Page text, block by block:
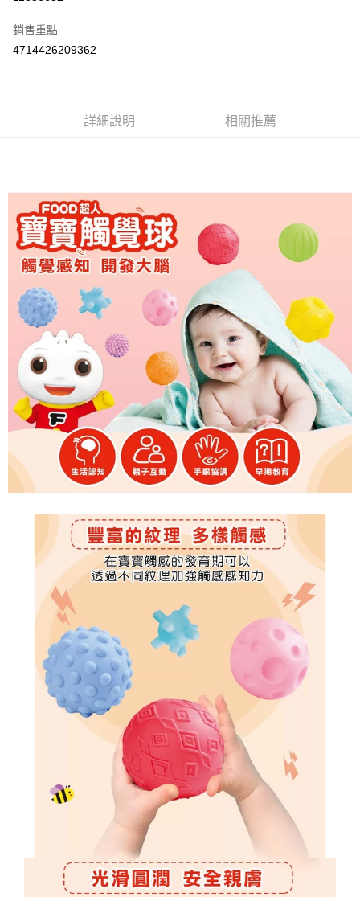
Apple Pay
【關於「AFTEE先享後付」】
AFTEE先享後付是「在收到商品之後才付款」的支付方式。 讓您購物簡單
便利好安心！
１．簡單：不需註冊會員、不需綁卡、不需儲值。
２．便利：只要手機號碼，簡訊認證，即可結帳。
３．安心：先確認商品／服務後，再付款。
【「AFTEE先享後付」結帳流程】
１．於結帳方式選擇「AFTEE先享後付」後，將跳轉至「AFTEE先享後付」
結帳頁面，進行簡訊認證並確認金額後，即可完成結帳。
２．訂單成立數日內，您將收到繳費通知簡訊。
３．收到繳費通知簡訊後14天內，點擊此簡訊中的連結，可透過四大超商／
ATM／網路銀行／等多元方式進行付款，方視為交易完成。
※ 請注意：結帳手續完成當下不需立刻繳費，但若您需要取消訂單，請聯絡
購買商品的店家。未經商家同意取消之訂單仍視為有效，需透過AFTEE先享
後付繳納相關費用。
※ 交易是否成功請以「AFTEE先享後付 」之結帳頁面顯示為準，若有關於
是否繳費成功／繳費後需取消欲退款等相關疑問，請聯繫「AFTEE先享後付
客戶支援中心」 https://netprotections.freshdesk.com/support/home
【注意事項】
易，需依本服務之必要範圍內提供個人資料，並將交易相關給付款項請求債
權轉讓予恩沛科技股份有限公司。
２．關於個人資料處理事宜，請瀏覽以下網址：
https://aftee.tw/terms/#terms3
３．未成年的使用者請事先徵得法定代理人或監護人之同意方可使用
「AFTEE先享後付」，若未經同意申辦者引起之損失，本公司不負相關責
４．使用「AFTEE先享後付」時，將依據個別帳號之用戶狀況，依本公司即
時審查核予不同之上限額度；若仍有額度不足之情形，本公司將視審查結果
請求用戶進行身份認證。
５．嚴禁一人註冊多個帳號或使用他人資訊註冊。若發現惡意使用之情形，
恩沛科技股份有限公司將有權停止該用戶之使用額度並採取法律行動。
ATM付款
運送方式
每筆NT$60，滿NT$590(含以上)免運費
付款後全家取貨
每筆NT$60，滿NT$590(含以上)免運費
7-11取貨付款
每筆NT$60，滿NT$590(含以上)免運費
付款後7-11取貨
每筆NT$60，滿NT$590(含以上)免運費
宅配
每筆NT$150，滿NT$890(含以上)免運費
銷售重點
4714426209362
詳細說明 相關推薦